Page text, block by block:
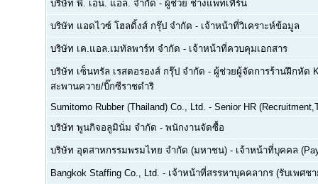
บริษัท พี. เอ็น. แอล. จำกัด - ผู้ช่วย ช่างแพทเทิร์น
บริษัท แอดไวซ์ โฮลดิ้งส์ กรุ๊ป จำกัด - เจ้าหน้าที่วิเคราะห์ข้อมูล
บริษัท เค.แอล.เมทัลพาร์ท จำกัด - เจ้าหน้าที่ควบคุมเอกสาร
บริษัท เซ็นทรัล เรสตอรองส์ กรุ๊ป จำกัด - ผู้ช่วยผู้จัดการร้านฝึกหัด
สะพานควาย/บิ๊กซีราชดำริ
Sumitomo Rubber (Thailand) Co., Ltd. - Senior HR
บริษัท พูนกิจอลูมินั่ม จำกัด - พนักงานจัดซื้อ
บริษัท อุตสาหกรรมพรมไทย จำกัด (มหาชน) - เจ้าหน้าที่บุคคล
Bangkok Staffing Co., Ltd. - เจ้าหน้าที่สรรหาบุคคลากร (รับเพศช